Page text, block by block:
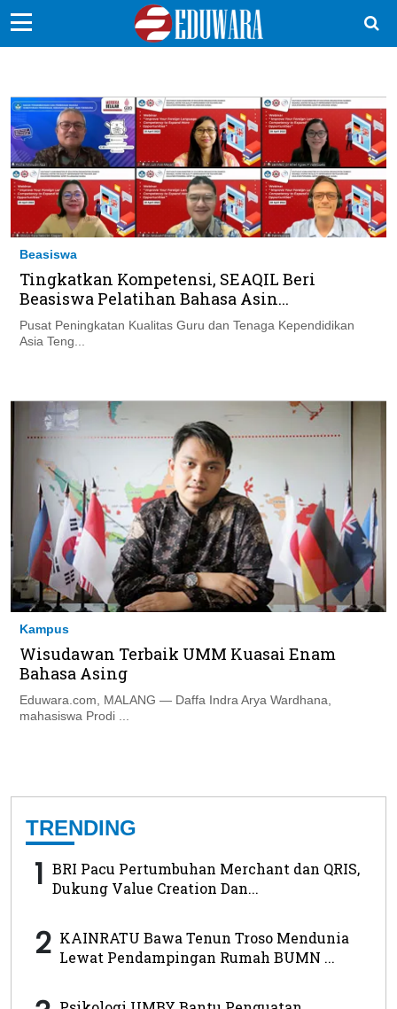
Sekolah Kita
Vokasi
Kampus
Idea
Sains
EduDana
Beasiswa
Tingkatkan Kompetensi, SEAQIL Beri
Beasiswa Pelatihan Bahasa Asin...
Pusat Peningkatan Kualitas Guru dan Tenaga Kependidikan
Asia Teng...
Kampus
Wisudawan Terbaik UMM Kuasai Enam
Bahasa Asing
Eduwara.com, MALANG — Daffa Indra Arya Wardhana,
mahasiswa Prodi ...
TRENDING
1 BRI Pacu Pertumbuhan Merchant dan QRIS,
Dukung Value Creation Dan...
2 KAINRATU Bawa Tenun Troso Mendunia
Lewat Pendampingan Rumah BUMN ...